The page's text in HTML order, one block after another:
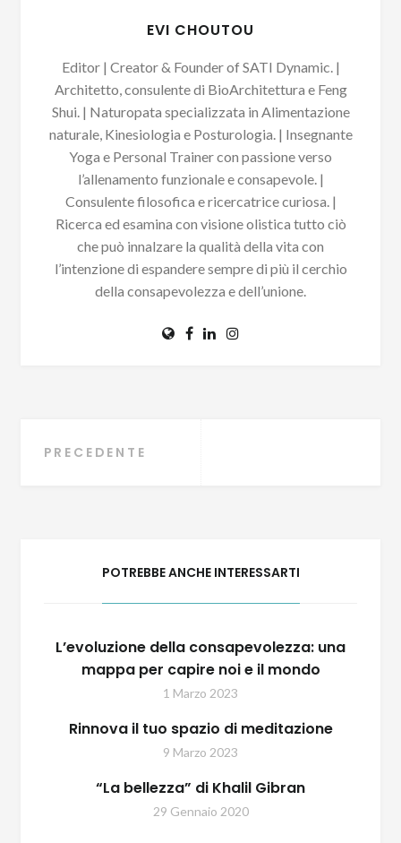
EVI CHOUTOU
Editor | Creator & Founder of SATI Dynamic. |
Architetto, consulente di BioArchitettura e Feng
Shui. | Naturopata specializzata in Alimentazione
naturale, Kinesiologia e Posturologia. | Insegnante
Yoga e Personal Trainer con passione verso
l’allenamento funzionale e consapevole. |
Consulente filosofica e ricercatrice curiosa. |
Ricerca ed esamina con visione olistica tutto ciò
che può innalzare la qualità della vita con
l’intenzione di espandere sempre di più il cerchio
della consapevolezza e dell’unione.
Navigazione
PRECEDENTE
POTREBBE ANCHE INTERESSARTI
L’evoluzione della consapevolezza: una
mappa per capire noi e il mondo
1 Marzo 2023
Rinnova il tuo spazio di meditazione
9 Marzo 2023
“La bellezza” di Khalil Gibran
29 Gennaio 2020